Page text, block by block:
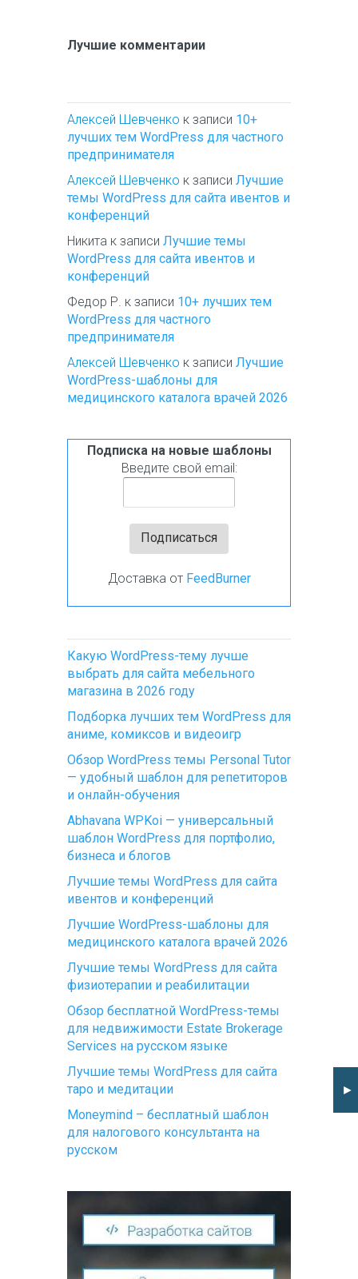
Лучшие комментарии
Алексей Шевченко к записи 10+
лучших тем WordPress для частного
предпринимателя
Алексей Шевченко к записи Лучшие
темы WordPress для сайта ивентов и
конференций
Никита к записи Лучшие темы
WordPress для сайта ивентов и
конференций
Федор Р. к записи 10+ лучших тем
WordPress для частного
предпринимателя
Алексей Шевченко к записи Лучшие
WordPress-шаблоны для
медицинского каталога врачей 2026
Подписка на новые шаблоны
Введите свой email:
Доставка от FeedBurner
Какую WordPress-тему лучше
выбрать для сайта мебельного
магазина в 2026 году
Подборка лучших тем WordPress для
аниме, комиксов и видеоигр
Обзор WordPress темы Personal Tutor
— удобный шаблон для репетиторов
и онлайн-обучения
Abhavana WPKoi — универсальный
шаблон WordPress для портфолио,
бизнеса и блогов
Лучшие темы WordPress для сайта
ивентов и конференций
Лучшие WordPress-шаблоны для
медицинского каталога врачей 2026
Лучшие темы WordPress для сайта
физиотерапии и реабилитации
Обзор бесплатной WordPress-темы
для недвижимости Estate Brokerage
Services на русском языке
Лучшие темы WordPress для сайта
таро и медитации
Moneymind – бесплатный шаблон
для налогового консультанта на
русском
►